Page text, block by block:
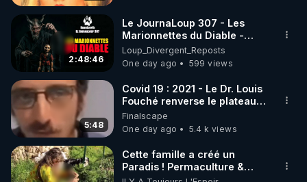
http://www.lifeforcewithyou.com/
________________
J'ai besoin de vous pour continuer à diffuser
gratuitement de l'information.
https://www.patreon.com/user?u=13143398
2:48:46
Le JournaLoup 307 - Les
Marionnettes du Diable -
Loup Divergent 2026.08.07
Loup_Divergent_Reposts
One day ago
599 views
5:48
Covid 19 : 2021 - Le Dr. Louis
Fouché renverse le plateau
de CNews !
Finalscape
One day ago
5.4 k views
Cette famille a créé un
Paradis ! Permaculture &
Autonomie